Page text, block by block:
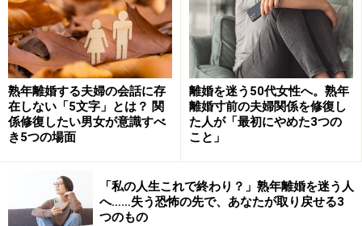
に言って、それでもダメなら、少しパートナーとはいえ
精神的に距離を置いてみましょう。そして、忙しい家事
の合間をぬって、自分の時間を確保してください。自分
の世界を築くことができれば、パートナーへのさまざま
な不満もいっぺんに解消されてしまうということがあり
ます。
自分の世界を持ってみる……趣味が高じてビ
ジネスへ
熟年離婚する夫婦の会話に存
在しない「5文字」とは？ 関
係修復したい男女が意識すべ
き5つの場面
離婚を迷う50代女性へ。熟年
離婚寸前の夫婦関係を修復し
た人が「最初にやめた3つの
こと」
「私の人生これで終わり？」熟年離婚を迷う人
へ……失う恐怖の先で、あなたが取り戻せる3
つのもの